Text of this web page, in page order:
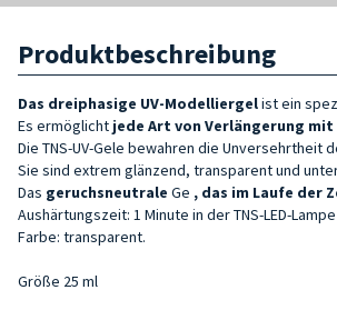
Produktbeschreibung
Das dreiphasige UV-Modelliergelist ein
Es ermöglicht jede Art von Verlängerung
Die TNS-UV-Gele bewahren die
Sie sind extrem glänzend, transparent und
Das geruchsneutrale Ge , das im Laufe der
Aushärtungszeit: 1 Minute in der TNS-LED-Lampe
Farbe: transparent.
Größe 25 ml